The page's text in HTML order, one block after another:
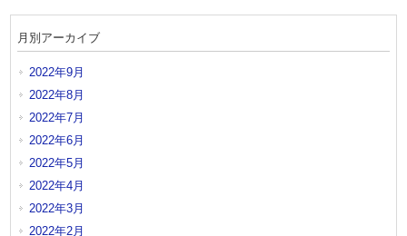
月別アーカイブ
2022年9月
2022年8月
2022年7月
2022年6月
2022年5月
2022年4月
2022年3月
2022年2月